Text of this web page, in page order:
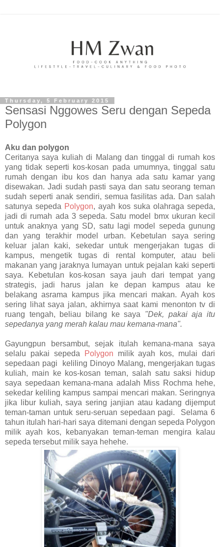
Thursday, 5 February 2015
Sensasi Nggowes Seru dengan Sepeda
Polygon
Aku dan polygon
Ceritanya saya kuliah di Malang dan tinggal di rumah kos
yang tidak seperti kos-kosan pada umumnya, tinggal satu
rumah dengan ibu kos dan hanya ada satu kamar yang
disewakan. Jadi sudah pasti saya dan satu seorang teman
sudah seperti anak sendiri, semua fasilitas ada. Dan salah
satunya sepeda Polygon, ayah kos suka olahraga sepeda,
jadi di rumah ada 3 sepeda. Satu model bmx ukuran kecil
untuk anaknya yang SD, satu lagi model sepeda gunung
dan yang terakhir model urban. Kebetulan saya sering
keluar jalan kaki, sekedar untuk mengerjakan tugas di
kampus, mengetik tugas di rental komputer, atau beli
makanan yang jaraknya lumayan untuk pejalan kaki seperti
saya. Kebetulan kos-kosan saya jauh dari tempat yang
strategis, jadi harus jalan ke depan kampus atau ke
belakang asrama kampus jika mencari makan. Ayah kos
sering lihat saya jalan, akhirnya saat kami menonton tv di
ruang tengah, beliau bilang ke saya "Dek, pakai aja itu
sepedanya yang merah kalau mau kemana-mana".
Gayungpun bersambut, sejak itulah kemana-mana saya
selalu pakai sepeda
Polygon milik ayah kos, mulai dari
sepedaan pagi keliling Dinoyo Malang, mengerjakan tugas
kuliah, main ke kos-kosan teman, salah satu saksi hidup
saya sepedaan kemana-mana adalah Miss Rochma hehe,
sekedar keliling kampus sampai mencari makan. Seringnya
jika libur kuliah, saya sering janjian atau kadang dijemput
teman-taman untuk seru-seruan sepedaan pagi. Selama 6
tahun itulah hari-hari saya ditemani dengan sepeda Polygon
milik ayah kos, kebanyakan teman-teman mengira kalau
sepeda tersebut milik saya hehehe.